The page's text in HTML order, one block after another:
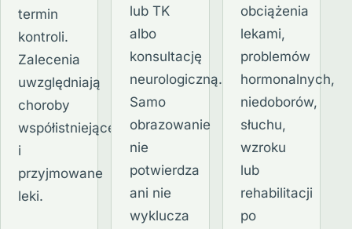
termin
kontroli.
Zalecenia
uwzględniają
choroby
współistniejące
i
przyjmowane
leki.
lub TK
albo
konsultację
neurologiczną.
Samo
obrazowanie
nie
potwierdza
ani nie
wyklucza
obciążenia
lekami,
problemów
hormonalnych,
niedoborów,
słuchu,
wzroku
lub
rehabilitacji
po